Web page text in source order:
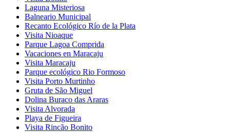
Laguna Misteriosa
Balneario Municipal
Recanto Ecológico Río de la Plata
Visita Nioaque
Parque Lagoa Comprida
Vacaciones en Maracaju
Visita Maracaju
Parque ecológico Rio Formoso
Visita Porto Murtinho
Gruta de São Miguel
Dolina Buraco das Araras
Visita Alvorada
Playa de Figueira
Visita Rincão Bonito